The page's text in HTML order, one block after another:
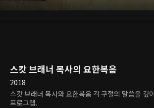
스캇 브래너 목사의 요한복음
2018
스캇 브래너 목사와 요한복음 각 구절의 말씀을 깊
프로그램.